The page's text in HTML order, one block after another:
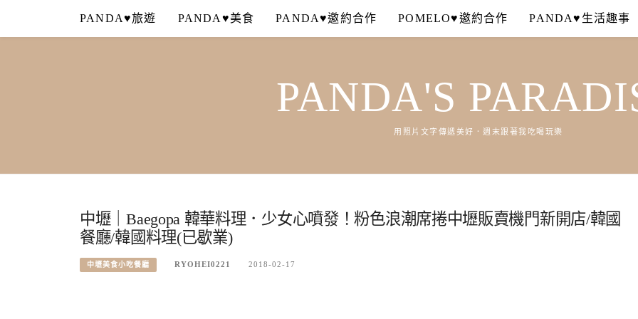
content
PANDA♥旅遊 PANDA♥美食 PANDA♥邀約合作 POMELO♥邀約合作 PANDA♥生活趣事
PANDA'S
用照片文字傳遞美好．週末跟著我吃喝玩樂
中壢｜Baegopa 韓華料理．少女心噴發！粉色浪潮席捲中壢販賣機門新開店/韓國
餐廳/韓國料理(已歇業)
中壢美食小吃餐廳 RYOHEI0221 2018-02-17